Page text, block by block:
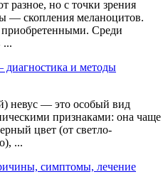
разное, но с точки зрения
— скопления меланоцитов.
Среди
...
и методы
невус — это особый вид
признаками: она чаще
цвет (от светло-
...
симптомы, лечение